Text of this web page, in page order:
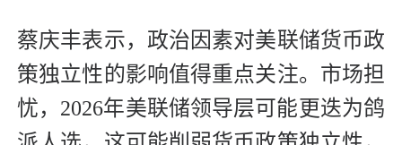
蔡庆丰表示，政治因素对美联储货币政
策独立性的影响值得重点关注。市场担
忧，2026年美联储领导层可能更迭为鸽